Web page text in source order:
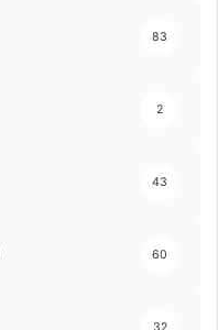
83
2
43
60
32